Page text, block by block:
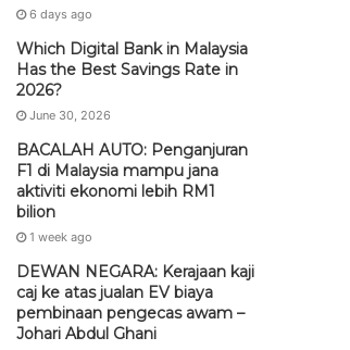
6 days ago
Which Digital Bank in Malaysia
Has the Best Savings Rate in
2026?
June 30, 2026
BACALAH AUTO: Penganjuran
F1 di Malaysia mampu jana
aktiviti ekonomi lebih RM1
bilion
1 week ago
DEWAN NEGARA: Kerajaan kaji
caj ke atas jualan EV biaya
pembinaan pengecas awam –
Johari Abdul Ghani